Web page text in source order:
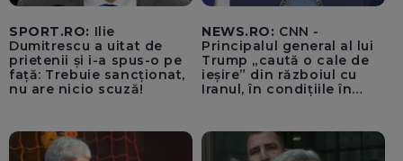
SPORT.RO: Ilie
Dumitrescu a uitat de
prietenii și i-a spus-o pe
față: Trebuie sancționat,
nu are nicio scuză!
NEWS.RO: CNN -
Principalul general al lui
Trump „caută o cale de
ieșire” din războiul cu
Iranul, în condițiile în